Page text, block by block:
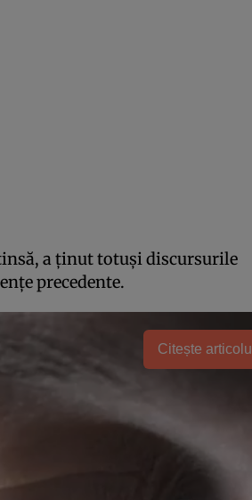
a ținut totuși discursurile
precedente.
Citește articolul